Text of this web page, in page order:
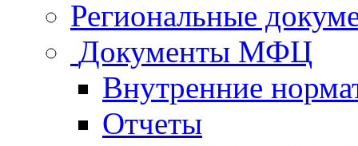
Региональные
Документы МФЦ
Внутренние
Отчеты